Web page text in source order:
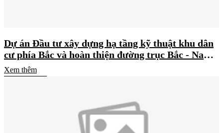
Dự án Đầu tư xây dựng hạ tầng kỹ thuật khu dân
cư phía Bắc và hoàn thiện đường trục Bắc - Nam
(đoạn từ chân cầu Thủ Thiêm 1 đến đường Mai
Chí Thọ)
Xem thêm